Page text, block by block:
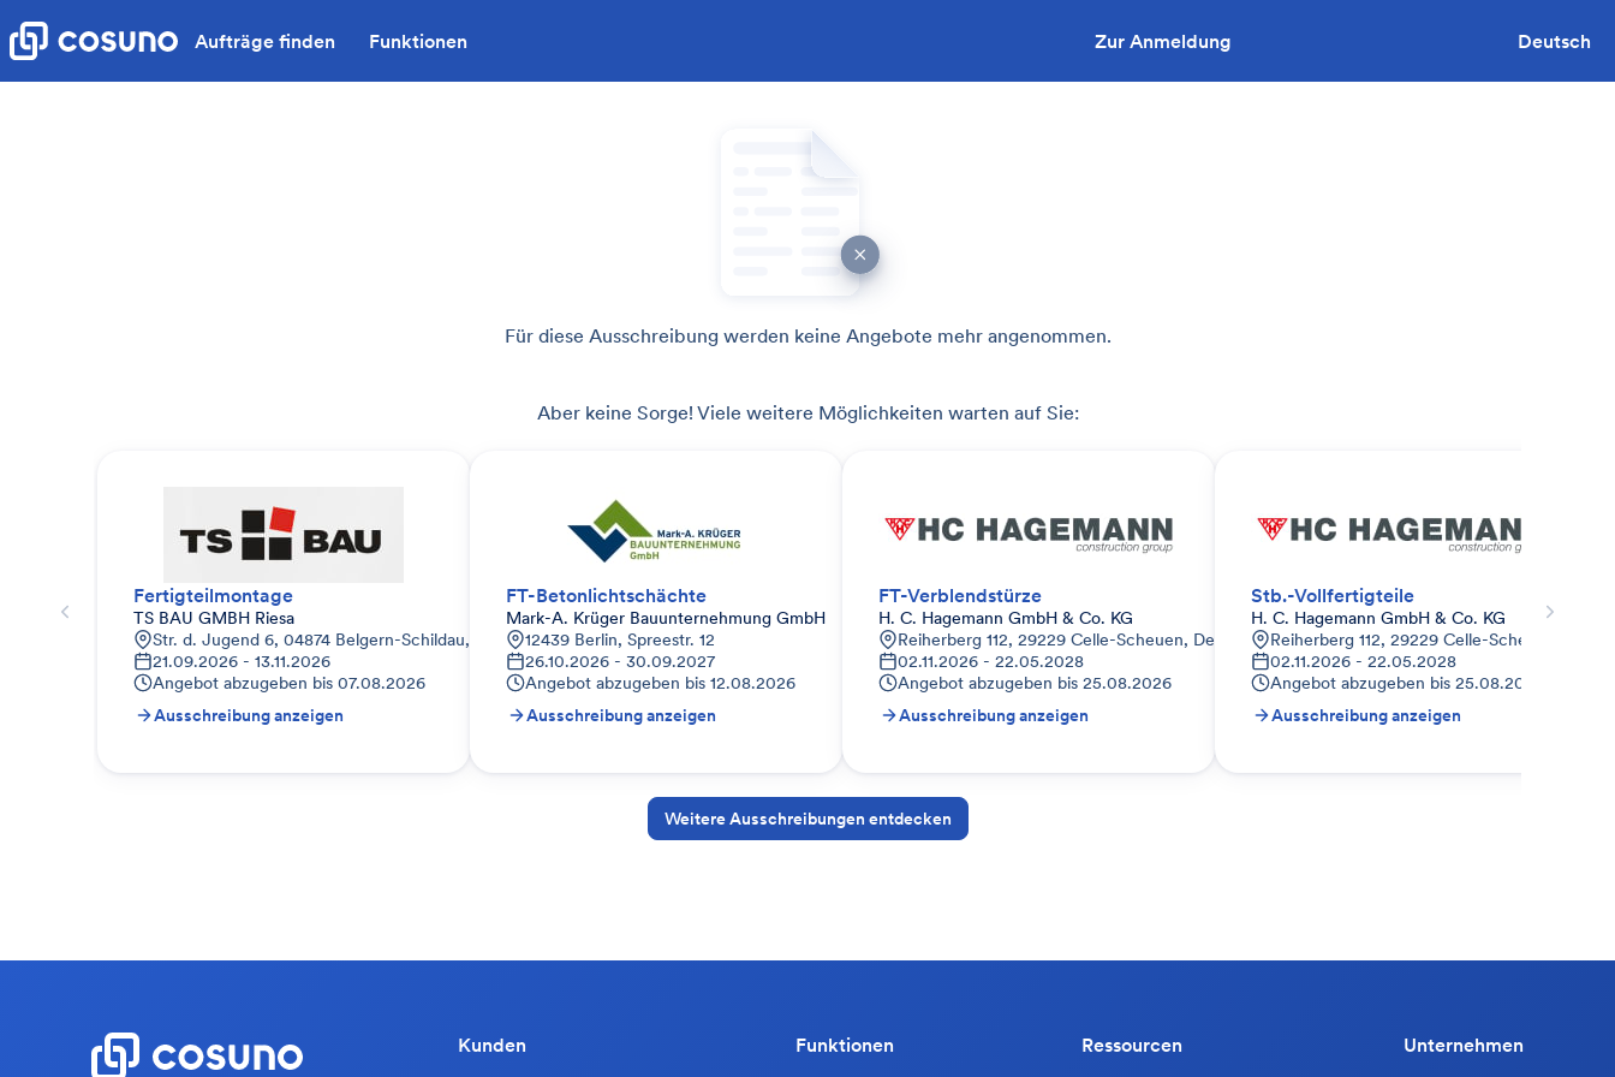
Aufträge finden Funktionen Zur Anmeldung Deutsch
Für diese Ausschreibung werden keine Angebote mehr angenommen.
Aber keine Sorge! Viele weitere Möglichkeiten warten auf Sie:
Fertigteilmontage
TS BAU GMBH Riesa
Str. d. Jugend 6, 04874 Belgern-Schildau, Deutschland
21.09.2026 - 13.11.2026
Angebot abzugeben bis 07.08.2026
Ausschreibung anzeigen
FT-Betonlichtschächte
Mark-A. Krüger Bauunternehmung GmbH
12439 Berlin, Spreestr. 12
26.10.2026 - 30.09.2027
Angebot abzugeben bis 12.08.2026
Ausschreibung anzeigen
FT-Verblendstürze
H. C. Hagemann GmbH & Co. KG
Reiherberg 112, 29229 Celle-Scheuen, Deutschland
02.11.2026 - 22.05.2028
Angebot abzugeben bis 25.08.2026
Ausschreibung anzeigen
Stb.-Vollfertigteile
H. C. Hagemann GmbH & Co. KG
Reiherberg 112, 29229 Celle-Scheuen,
02.11.2026 - 22.05.2028
Angebot abzugeben bis 25.08.2026
Ausschreibung anzeigen
Weitere Ausschreibungen entdecken
Kunden Funktionen Ressourcen Unternehmen